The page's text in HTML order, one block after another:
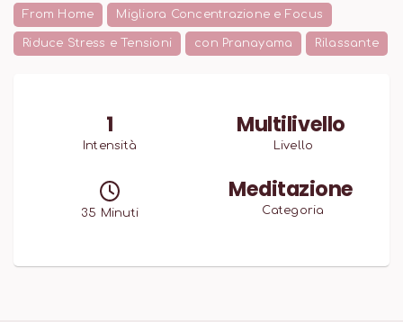
From Home Migliora Concentrazione e Focus
Riduce Stress e Tensioni con Pranayama Rilassante
1
Intensità
Multilivello
Livello
35 Minuti
Meditazione
Categoria